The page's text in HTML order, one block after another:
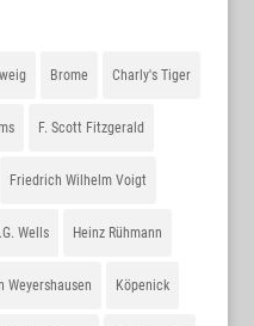
Brome Charly's Tiger
F. Scott Fitzgerald
Friedrich Wilhelm Voigt
Wells Heinz Rühmann
Weyershausen Köpenick